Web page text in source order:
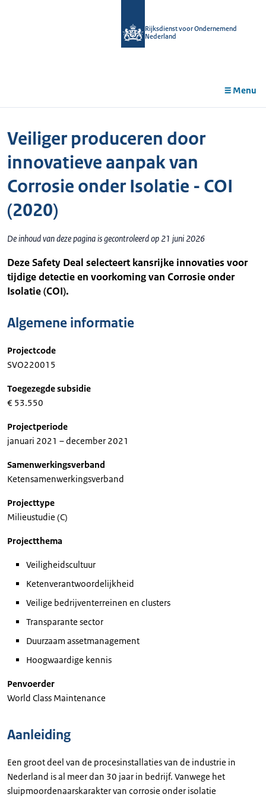
Rijksdienst voor Ondernemend
Nederland
Menu
Veiliger produceren door
innovatieve aanpak van
Corrosie onder Isolatie - COI
(2020)
De inhoud van deze pagina is gecontroleerd op 21 juni 2026
Deze Safety Deal selecteert kansrijke innovaties voor
tijdige detectie en voorkoming van Corrosie onder
Isolatie (COI).
Algemene informatie
Projectcode
SVO220015
Toegezegde subsidie
€ 53.550
Projectperiode
januari 2021 – december 2021
Samenwerkingsverband
Ketensamenwerkingsverband
Projecttype
Milieustudie (C)
Projectthema
Veiligheidscultuur
Ketenverantwoordelijkheid
Veilige bedrijventerreinen en clusters
Transparante sector
Duurzaam assetmanagement
Hoogwaardige kennis
Penvoerder
World Class Maintenance
Aanleiding
Een groot deel van de procesinstallaties van de industrie in
Nederland is al meer dan 30 jaar in bedrijf. Vanwege het
sluipmoordenaarskarakter van corrosie onder isolatie